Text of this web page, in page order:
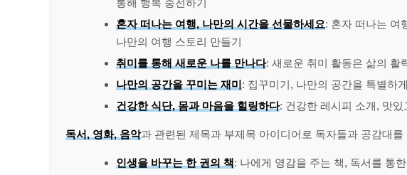
혼자 떠나는 여행, 나만의 시간을 선물하세요: 혼자 떠나는 여
나만의 여행 스토리 만들기
취미를 통해 새로운 나를 만나다: 새로운 취미 활동은 삶의 활
나만의 공간을 꾸미는 재미: 집꾸미기, 나만의 공간을 특별하
건강한 식단, 몸과 마음을 힐링하다: 건강한 레시피 소개, 맛
독서, 영화, 음악과 관련된 제목과 부제목 아이디어로 독자들과 공감대
인생을 바꾸는 한 권의 책: 나에게 영감을 주는 책, 독서를 통